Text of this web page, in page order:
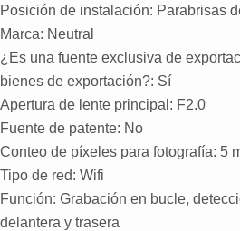
Posición de instalación: Parabrisas
Marca: Neutral
¿Es una fuente exclusiva de
bienes de exportación?: Sí
Apertura de lente principal: F2.0
Fuente de patente: No
Conteo de píxeles para fotografía: 5
Tipo de red: Wifi
Función: Grabación en bucle,
delantera y trasera